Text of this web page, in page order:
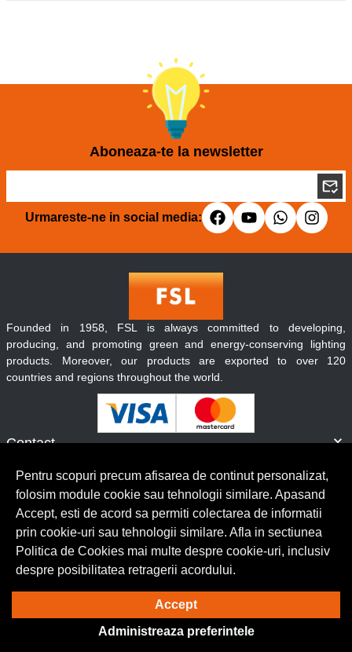
Aboneaza-te la newsletter
Urmareste-ne in social media:
Contact
Servicii clienti
Founded in 1958, FSL is always committed to developing,
producing, and promoting green and energy-conserving lighting
products. Moreover, our products are exported to over 120
countries and regions throughout the world.
© Copyright 2026 Lumilux. Toate drepturile rezervate.
Solutie eCommercepowered by
BrowserID:
Pentru scopuri precum afisarea de continut personalizat,
folosim module cookie sau tehnologii similare. Apasand
Accept, esti de acord sa permiti colectarea de informatii
prin cookie-uri sau tehnologii similare. Afla in sectiunea
Politica de Cookies mai multe despre cookie-uri, inclusiv
despre posibilitatea retragerii acordului.
Accept
Administreaza preferintele